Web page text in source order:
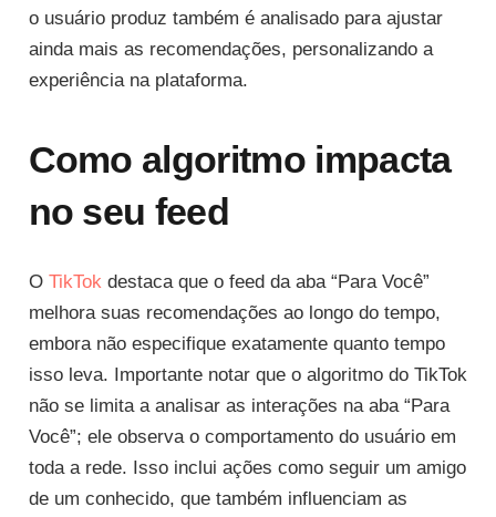
o usuário produz também é analisado para ajustar
ainda mais as recomendações, personalizando a
experiência na plataforma.
Como algoritmo impacta
no seu feed
O TikTokdestaca que o feed da aba “Para Você”
melhora suas recomendações ao longo do tempo,
embora não especifique exatamente quanto tempo
isso leva. Importante notar que o algoritmo do TikTok
não se limita a analisar as interações na aba “Para
Você”; ele observa o comportamento do usuário em
toda a rede. Isso inclui ações como seguir um amigo
de um conhecido, que também influenciam as